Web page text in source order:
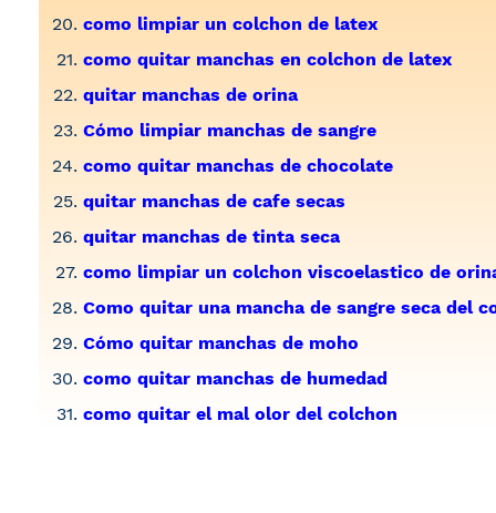
como limpiar un colchon de latex
como quitar manchas en colchon de latex
quitar manchas de orina
Cómo limpiar manchas de sangre
como quitar manchas de chocolate
quitar manchas de cafe secas
quitar manchas de tinta seca
como limpiar un colchon viscoelastico de
Como quitar una mancha de sangre seca del
Cómo quitar manchas de moho
como quitar manchas de humedad
como quitar el mal olor del colchon